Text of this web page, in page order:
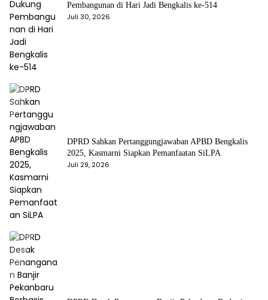
Pembangunan di Hari Jadi Bengkalis ke-514
Juli 30, 2026
DPRD Sahkan Pertanggungjawaban APBD Bengkalis
2025, Kasmarni Siapkan Pemanfaatan SiLPA
Juli 29, 2026